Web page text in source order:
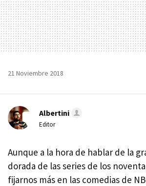
21 Noviembre 2018
Albertini
Editor
Aunque a la hora de hablar de la
dorada de las series de los
fijarnos más en las comedias de